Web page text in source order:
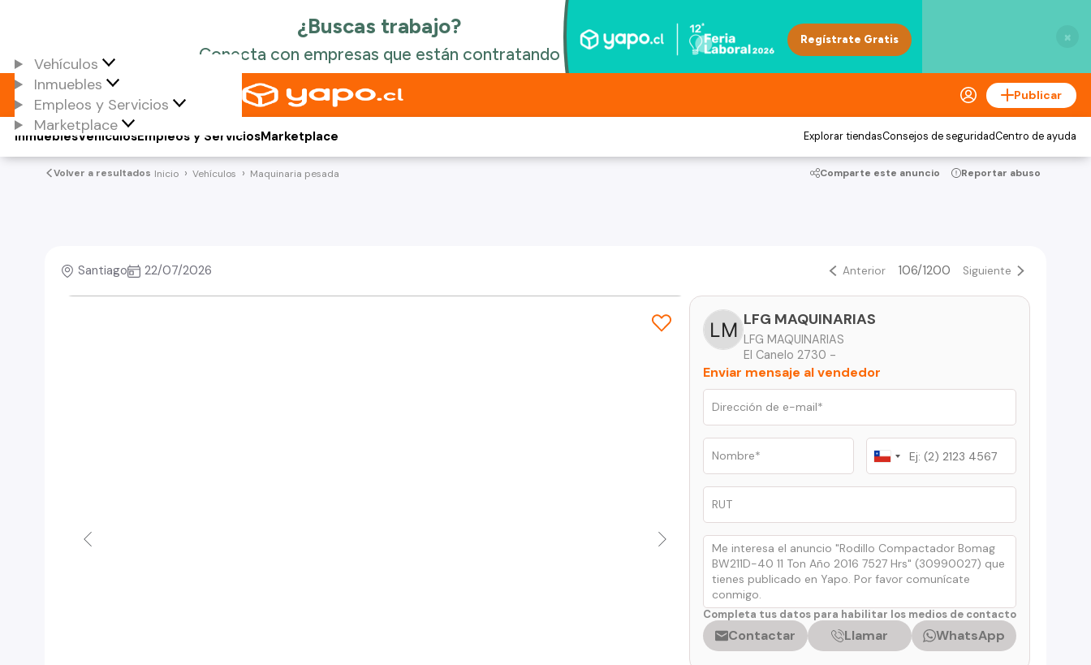
×
Vehículos
Inmuebles
Empleos y Servicios
Marketplace
Publicar
Vehículos
Inmuebles Empleos y ServiciosMarketplace Explorar tiendasConsejos de seguridadCentro de ayuda
Volver a resultados Inicio Vehículos Maquinaria pesada Comparte este anuncio Reportar abuso
Santiago 22/07/2026 Anterior 106/1200 Siguiente
LFG MAQUINARIAS
LFG MAQUINARIAS
El Canelo 2730 -
Enviar mensaje al vendedor
Chile
+56
Completa tus datos para habilitar los medios de contacto
Contactar Llamar WhatsApp